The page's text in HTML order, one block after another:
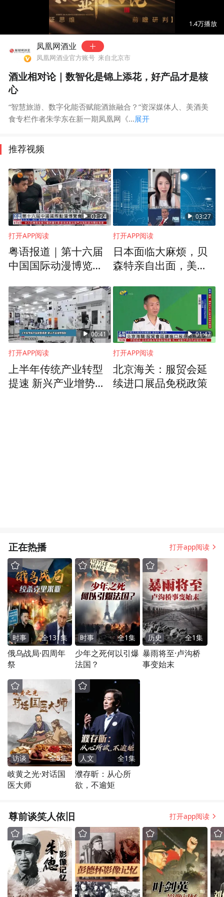
00:16
1.4万播放
凤凰网酒业
凤凰网酒业官方账号 来自北京市
酒业相对论｜数智化是锦上添花，好产品才是核
心
“智慧旅游、数字化能否赋能酒旅融合？”资深媒体人、美酒美
食专栏作者朱学东在新一期凤凰网《...展开
推荐视频
02:24
打开APP阅读
粤语报道｜第十六届
中国国际动漫博览会
03:27
打开APP阅读
日本面临大麻烦，贝
森特亲自出面，美方
救美债
00:41
打开APP阅读
上半年传统产业转型
提速 新兴产业增势强
01:47
打开APP阅读
北京海关：服贸会延
续进口展品免税政策
正在热播 打开app阅读
时事 全131集
俄乌战局·四周年
祭
时事 全1集
少年之死何以引爆
法国？
历史 全1集
暴雨将至·卢沟桥
事变始末
访谈 全5集
岐黄之光·对话国
医大师
人文 全1集
濮存昕：从心所
欲，不逾矩
尊前谈笑人依旧 打开app阅读